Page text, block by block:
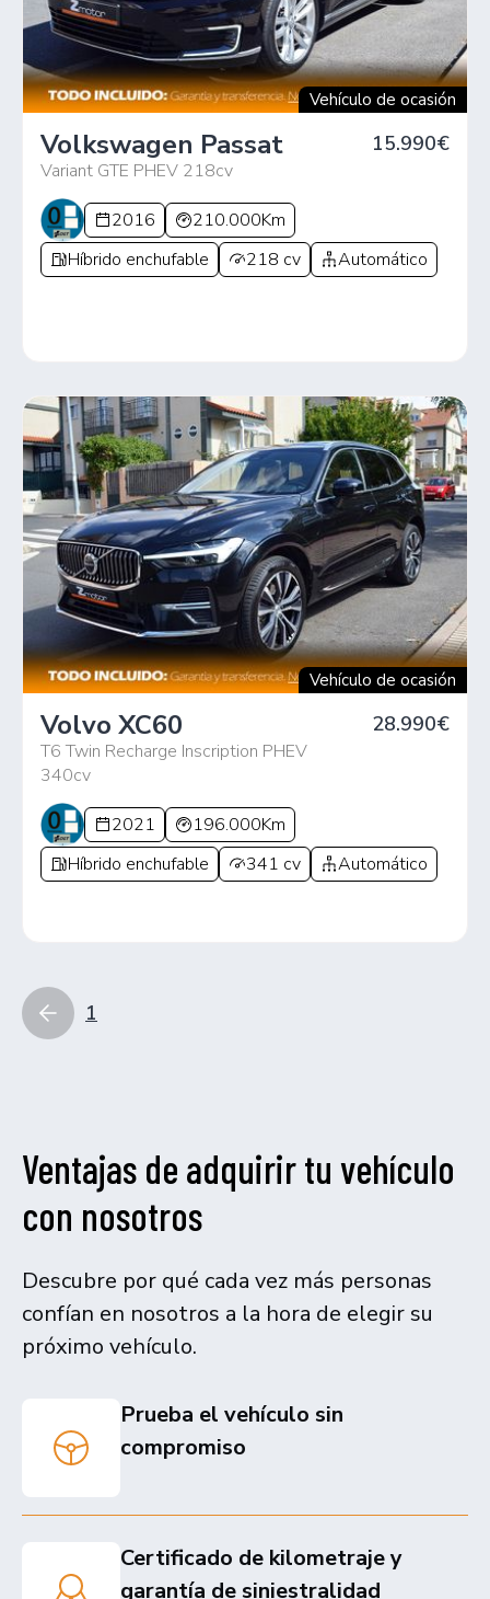
Vehículo de ocasión
Volkswagen Passat
Variant GTE PHEV 218cv
15.990€
2016
210.000Km
Híbrido enchufable
218 cv Automático
Vehículo de ocasión
Volvo XC60
T6 Twin Recharge Inscription PHEV
340cv
28.990€
2021
196.000Km
Híbrido enchufable
341 cv Automático
1
Ventajas de adquirir tu vehículo
con nosotros
Descubre por qué cada vez más personas
confían en nosotros a la hora de elegir su
próximo vehículo.
Prueba el vehículo sin
compromiso
Certificado de kilometraje y
garantía de siniestralidad